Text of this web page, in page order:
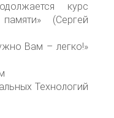
курс
(Сергей
Вам – легко!»
Технологий